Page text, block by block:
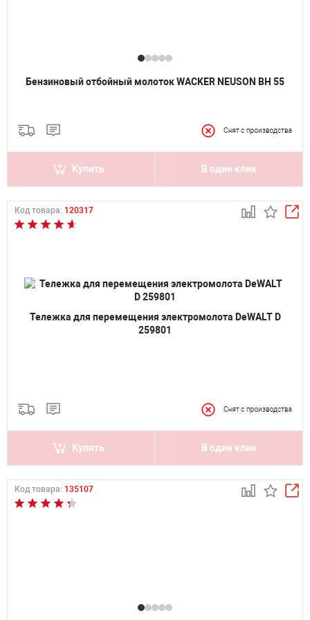
Бензиновый отбойный молоток WACKER NEUSON BH 55
Купить В один клик
Код товара: 120317
Тележка для перемещения электромолота DeWALT D
259801
Купить В один клик
Код товара: 135107